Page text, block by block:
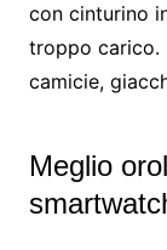
con cinturino
troppo carico.
camicie,
Meglio